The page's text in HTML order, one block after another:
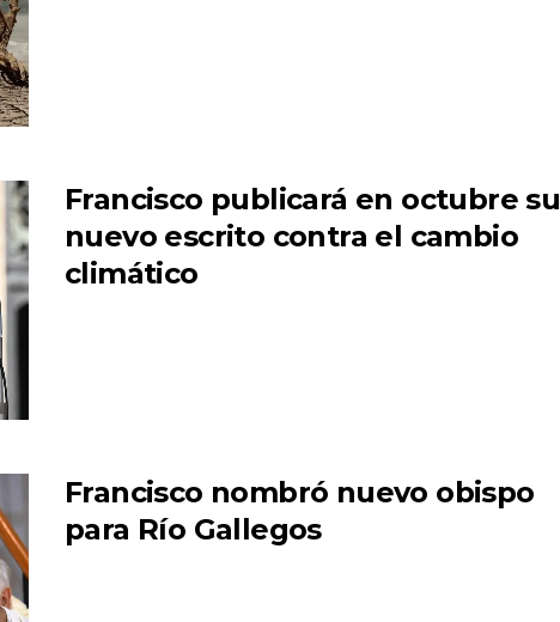
Francisco publicará en octubre su
nuevo escrito contra el cambio
climático
Francisco nombró nuevo obispo
para Río Gallegos